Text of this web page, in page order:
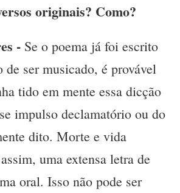
originais? Como?
- Se o poema já foi escrito
de ser musicado, é provável
tido em mente essa dicção
impulso declamatório ou do
dito. Morte e vida
uma extensa letra de
oral. Isso não pode ser